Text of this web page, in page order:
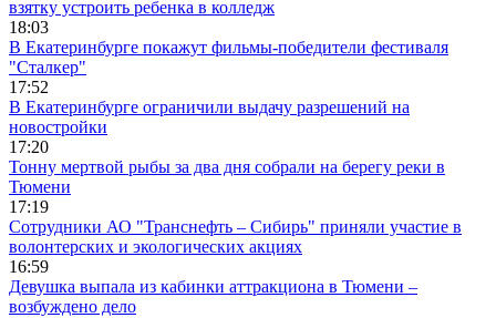
взятку устроить ребенка в колледж
18:03
В Екатеринбурге покажут фильмы-победители фестиваля
"Сталкер"
17:52
В Екатеринбурге ограничили выдачу разрешений на
новостройки
17:20
Тонну мертвой рыбы за два дня собрали на берегу реки в
Тюмени
17:19
Сотрудники АО "Транснефть – Сибирь" приняли участие в
волонтерских и экологических акциях
16:59
Девушка выпала из кабинки аттракциона в Тюмени –
возбуждено дело